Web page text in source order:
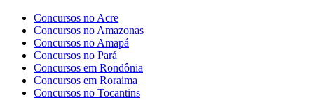
Concursos no Acre
Concursos no Amazonas
Concursos no Amapá
Concursos no Pará
Concursos em Rondônia
Concursos em Roraima
Concursos no Tocantins